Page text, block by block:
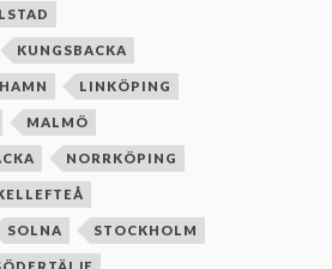
n
KUNGSBACKA
LINKÖPING
MALMÖ
NORRKÖPING
SOLNA STOCKHOLM